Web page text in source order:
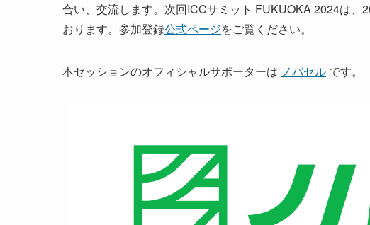
合い、交流します。次回ICCサミット FUKUOKA 2024は
おります。参加登録公式ページをご覧ください。
本セッションのオフィシャルサポーターは ノバセル です。